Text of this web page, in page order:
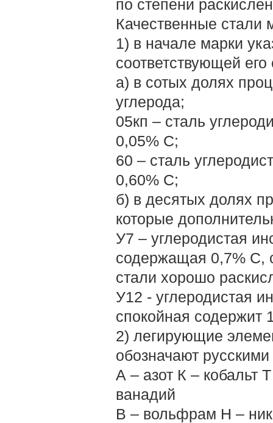
по степени
Качественные
1) в начале марки
соответствующей
а) в сотых долях
углерода;
05кп – сталь
0,05% С;
60 – сталь
0,60% С;
б) в десятых долях
которые
У7 – углеродистая
содержащая 0,7% С,
стали хорошо
У12 - углеродистая
спокойная содержит
2) легирующие
обозначают
А – азот К – кобальт
ванадий
В – вольфрам Н –